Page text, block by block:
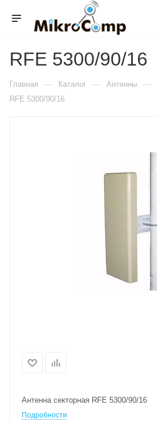
RFE 5300/90/16
Главная — Каталог — Антенны —
RFE 5300/90/16
Антенна секторная RFE 5300/90/16
Подробности